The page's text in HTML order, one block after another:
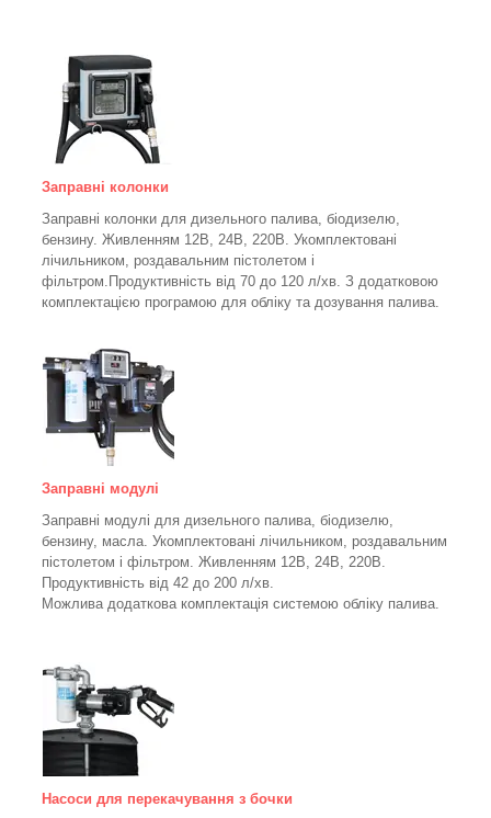
Заправні колонки
Заправні колонки для дизельного палива, біодизелю,
бензину. Живленням 12В, 24В, 220В. Укомплектовані
лічильником, роздавальним пістолетом і
фільтром. Продуктивність від 70 до 120 л/хв. З додатковою
комплектацією програмою для обліку та дозування палива.
Заправні модулі
Заправні модулі для дизельного палива, біодизелю,
бензину, масла. Укомплектовані лічильником, роздавальним
пістолетом і фільтром. Живленням 12В, 24В, 220В.
Продуктивність від 42 до 200 л/хв.
Можлива додаткова комплектація системою обліку палива.
Насоси для перекачування з бочки